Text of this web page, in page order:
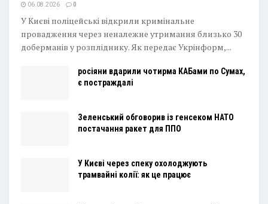
06.08.2026 0
У Києві поліцейські відкрили кримінальне
провадження через неналежне утримання близько 30
доберманів у розпліднику. Як передає Укрінформ,...
росіяни вдарили чотирма КАБами по Сумах,
є постраждалі
Зеленський обговорив із генсеком НАТО
постачання ракет для ППО
У Києві через спеку охолоджують
трамвайні колії: як це працює